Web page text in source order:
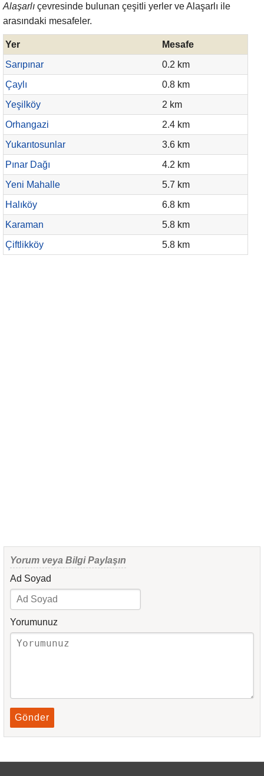
Alaşarlı çevresinde bulunan çeşitli yerler ve Alaşarlı ile
arasındaki mesafeler.
Yer
Mesafe
Sarıpınar
0.2 km
Çaylı
0.8 km
Yeşilköy
2 km
Orhangazi
2.4 km
Yukarıtosunlar
3.6 km
Pınar Dağı
4.2 km
Yeni Mahalle
5.7 km
Halıköy
6.8 km
Karaman
5.8 km
Çiftlikköy
5.8 km
Yorum veya Bilgi Paylaşın
Ad Soyad
Yorumunuz
Gönder